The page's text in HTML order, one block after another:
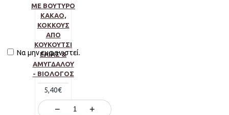
Να μην εμφανιστεί.
ΜΕ ΒΟΎΤΥΡΟ
ΚΑΚΆΟ,
ΚΌΚΚΟΥΣ
ΑΠΟ
ΚΟΥΚΟΎΤΣΙ
ΕΛΙΆΣ &
ΑΜΥΓΔΆΛΟΥ
- ΒΙΟΛΌΓΟΣ
5,40€
− +